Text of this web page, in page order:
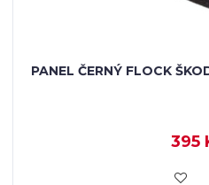
PANEL ČERNÝ FLOCK
395